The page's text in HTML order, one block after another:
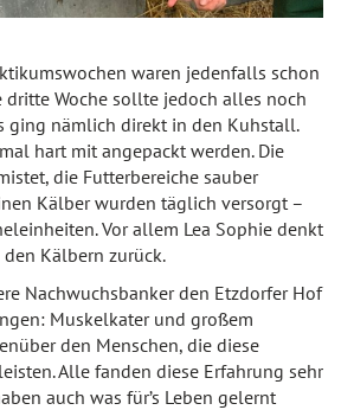
waren jedenfalls schon
dritte Woche sollte jedoch alles noch
ging nämlich direkt in den Kuhstall.
hart mit angepackt werden. Die
die Futterbereiche sauber
Kälber wurden täglich versorgt –
Vor allem Lea Sophie denkt
Kälbern zurück.
Nachwuchsbanker den Etzdorfer Hof
Muskelkater und großem
den Menschen, die diese
Alle fanden diese Erfahrung sehr
auch was für’s Leben gelernt